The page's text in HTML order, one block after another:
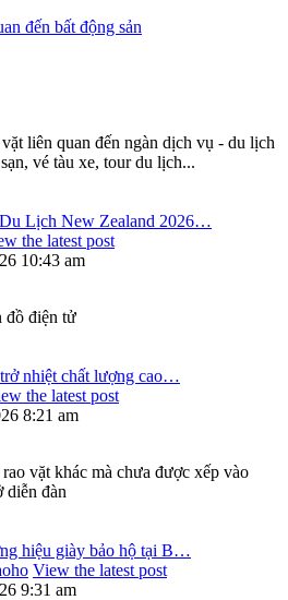
đến bất động sản
liên quan đến ngàn dịch vụ - du lịch
vé tàu xe, tour du lịch...
Lịch New Zealand 2026…
the latest post
10:43 am
đồ điện tử
nhiệt chất lượng cao…
the latest post
8:21 am
vặt khác mà chưa được xếp vào
diễn đàn
hiệu giày bảo hộ tại B…
View the latest post
9:31 am